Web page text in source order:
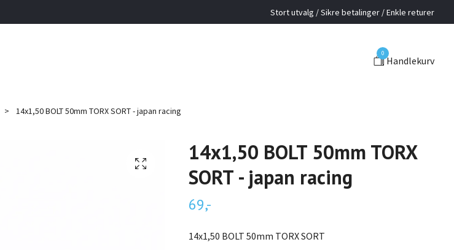
Stort utvalg / Sikre betalinger / Enkle returer
0
Handlekurv
14x1,50 BOLT 50mm TORX SORT - japan racing
14x1,50 BOLT 50mm TORX
SORT - japan racing
69,-
14x1,50 BOLT 50mm TORX SORT